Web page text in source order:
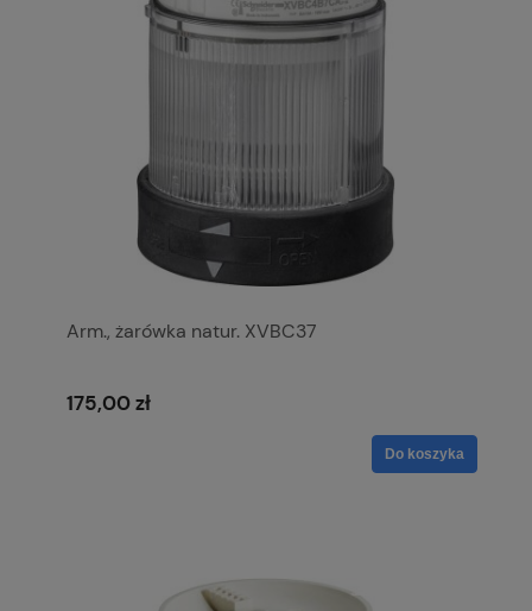
Arm., żarówka natur. XVBC37
175,00 zł
Do koszyka